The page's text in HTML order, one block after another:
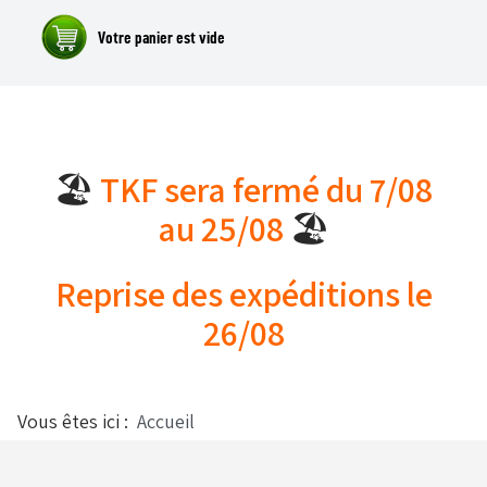
🏖️ TKF sera fermé du 7/08
au 25/08 🏖️
Reprise des expéditions le
26/08
Vous êtes ici : Accueil
Carrosseries
Leviers de vitesses
Alfano